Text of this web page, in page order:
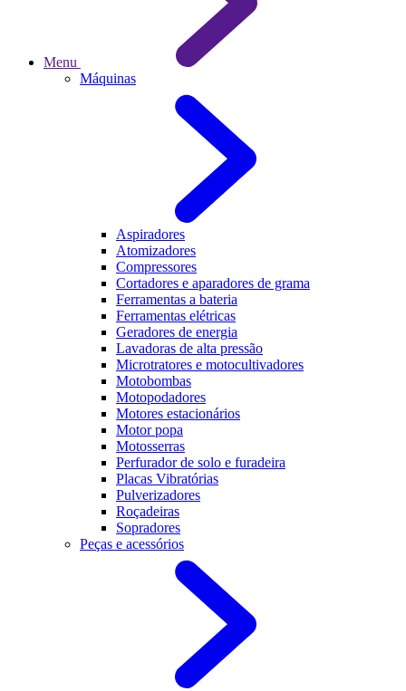
Menu
Máquinas
Aspiradores
Atomizadores
Compressores
Cortadores e aparadores de grama
Ferramentas a bateria
Ferramentas elétricas
Geradores de energia
Lavadoras de alta pressão
Microtratores e motocultivadores
Motobombas
Motopodadores
Motores estacionários
Motor popa
Motosserras
Perfurador de solo e furadeira
Placas Vibratórias
Pulverizadores
Roçadeiras
Sopradores
Peças e acessórios